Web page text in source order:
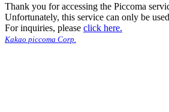
Thank you for accessing the Piccoma
Unfortunately, this service can only be
For inquiries, please click here.
Kakao piccoma Corp.